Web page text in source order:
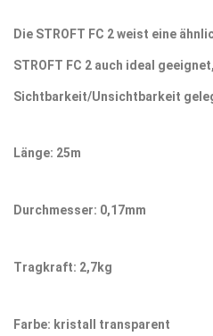
Die STROFT FC 2 weist eine
STROFT FC 2 auch ideal
Sichtbarkeit/Unsichtbarkeit
Länge: 25m
Durchmesser: 0,17mm
Tragkraft: 2,7kg
Farbe: kristall transparent